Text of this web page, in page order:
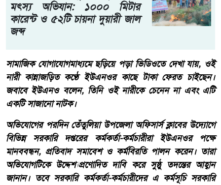
মৎস্য অভিযান: ১০০০ মিটার
কারেন্ট ও ৫২টি চায়না দুয়ারী জাল
জব্দ
সামাজিক যোগাযোগমাধ্যমে ছড়িয়ে পড়া ভিডিওতে দেখা যায়, ওই
নারী কান্নাজড়িত কণ্ঠে ইউএনওর কাছে টাকা ফেরত চাইছেন।
জবাবে ইউএনও বলেন, তিনি ওই নারীকে চেনেন না এবং এটি
একটি সাজানো নাটক।
অভিযোগের পরদিন তেঁতুলিয়া উপজেলা অফিসার্স ক্লাবের উদ্যোগে
বিভিন্ন সরকারি দপ্তরের কর্মকর্তা-কর্মচারীরা ইউএনওর পক্ষে
মানববন্ধন, প্রতিবাদ সমাবেশ ও কর্মবিরতি পালন করেন। তারা
অভিযোগটিকে উদ্দেশ্যপ্রণোদিত দাবি করে সুষ্ঠু তদন্তের আহ্বান
জানান। তবে সরকারি কর্মকর্তা-কর্মচারীদের এ কর্মসূচি সরকারি